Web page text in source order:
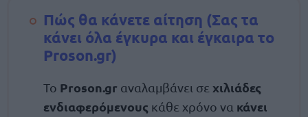
Πώς θα κάνετε αίτηση (Σας τα
κάνει όλα έγκυρα και έγκαιρα το
Proson.gr)
Το Proson.gr αναλαμβάνει σε χιλιάδες
ενδιαφερόμενους κάθε χρόνο να κάνει